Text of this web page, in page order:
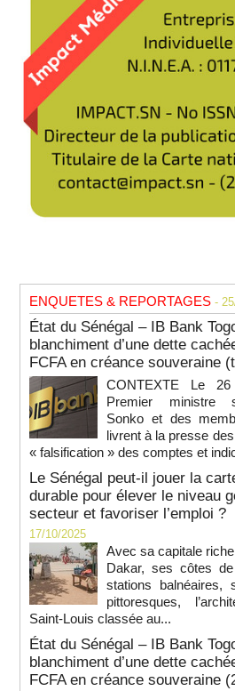
ENQUETES & REPORTAGES -
État du Sénégal – IB Bank
blanchiment d’une dette
FCFA en créance souveraine
CONTEXTE Le
Premier ministre
Sonko et des
livrent à la presse
« falsification » des comptes et
Le Sénégal peut-il jouer la
durable pour élever le niveau
secteur et favoriser l’emploi ?
17/10/2025
Avec sa capitale
Dakar, ses côtes
stations balnéaires,
pittoresques,
Saint-Louis classée au...
État du Sénégal – IB Bank
blanchiment d’une dette
FCFA en créance souveraine